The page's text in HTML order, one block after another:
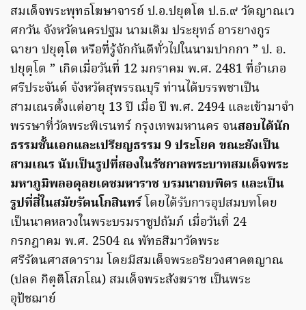
สมเด็จพระพุทธโฆษาจารย์ ป.อ.ปยุตโต ป.ธ.๙ วัดญาณเว
ศกวัน จังหวัดนครปฐม นามเดิม ประยุทธ์ อารยางกูร
ฉายา ปยุตฺโต หรือที่รู้จักกันดีทั่วไปในนามปากกา ” ป. อ.
ปยุตฺโต ” เกิดเมื่อวันที่ 12 มกราคม พ.ศ. 2481 ที่อำเภอ
ศรีประจันต์ จังหวัดสุพรรณบุรี ท่านได้บรรพชาเป็น
สามเณรตั้งแต่อายุ 13 ปี เมื่อ ปี พ.ศ. 2494 และเข้ามาจำ
พรรษาที่วัดพระพิเรนทร์ กรุงเทพมหานคร จนสอบได้นัก
ธรรมชั้นเอกและเปรียญธรรม 9 ประโยค ขณะยังเป็น
สามเณร นับเป็นรูปที่สองในรัชกาลพระบาทสมเด็จพระ
มหาภูมิพลอดุลยเดชมหาราช บรมนาถบพิตร และเป็น
รูปที่สี่ในสมัยรัตนโกสินทร์โดยได้รับการอุปสมบทโดย
เป็นนาคหลวงในพระบรมราชูปถัมภ์ เมื่อวันที่ 24
กรกฎาคม พ.ศ. 2504 ณ พัทธสีมาวัดพระ
ศรีรัตนศาสดาราม โดยมีสมเด็จพระอริยวงศาคตญาณ
(ปลด กิตฺติโสภโณ) สมเด็จพระสังฆราช เป็นพระ
อุปัชฌาย์